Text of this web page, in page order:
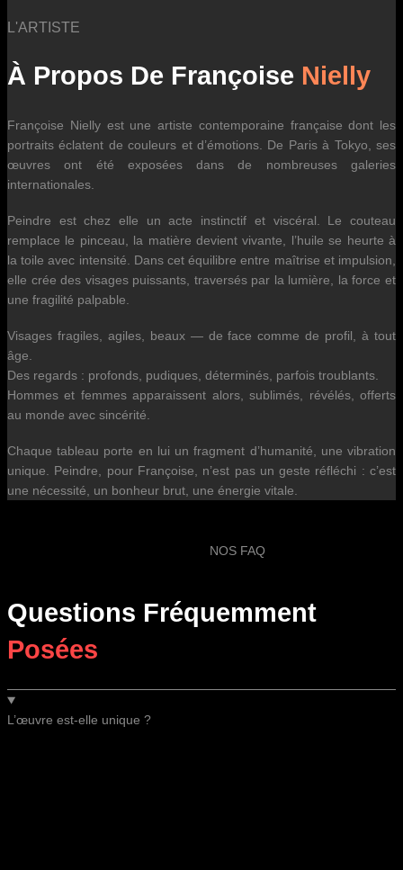
L'ARTISTE
À Propos De Françoise Nielly
Françoise Nielly est une artiste contemporaine française dont les
portraits éclatent de couleurs et d’émotions. De Paris à Tokyo, ses
œuvres ont été exposées dans de nombreuses galeries
internationales.
Peindre est chez elle un acte instinctif et viscéral. Le couteau
remplace le pinceau, la matière devient vivante, l’huile se heurte à
la toile avec intensité. Dans cet équilibre entre maîtrise et impulsion,
elle crée des visages puissants, traversés par la lumière, la force et
une fragilité palpable.
Visages fragiles, agiles, beaux — de face comme de profil, à tout
âge.
Des regards : profonds, pudiques, déterminés, parfois troublants.
Hommes et femmes apparaissent alors, sublimés, révélés, offerts
au monde avec sincérité.
Chaque tableau porte en lui un fragment d’humanité, une vibration
unique. Peindre, pour Françoise, n’est pas un geste réfléchi : c’est
une nécessité, un bonheur brut, une énergie vitale.
NOS FAQ
Questions Fréquemment
Posées
L’œuvre est-elle unique ?